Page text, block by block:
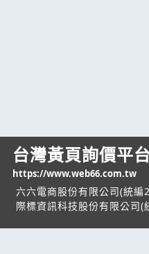
台灣黃頁詢價平台
https://www.web66.com.tw
六六電商股份有限公司(統
際標資訊科技股份有限公司